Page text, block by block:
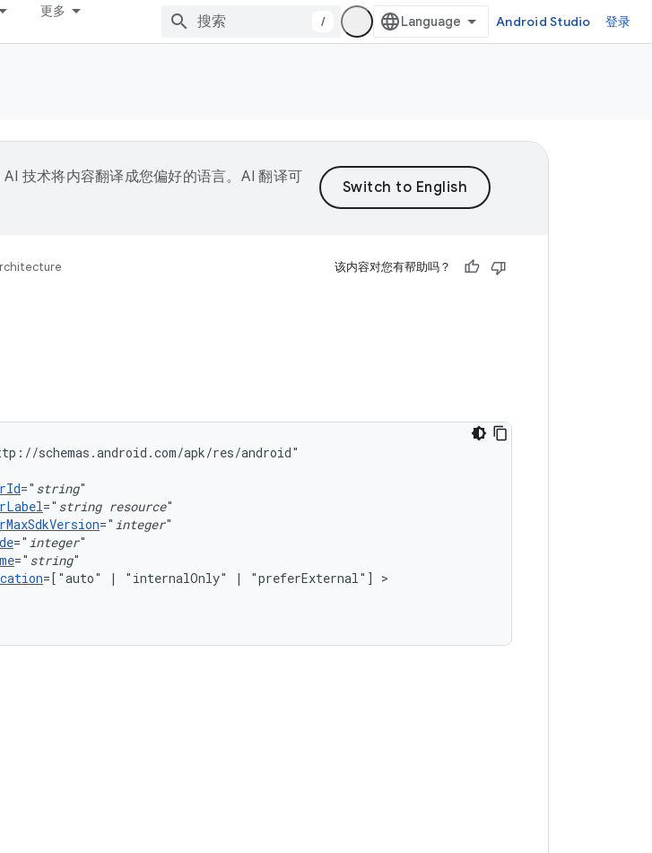
更多
/ Android Studio 登录
技术将内容翻译成您偏好的语言。AI 翻译可
该内容对您有帮助吗？
=" string
=" string resource"
=" integer
=" integer
=" string
=["auto" | "internalOnly" | "preferExternal"]